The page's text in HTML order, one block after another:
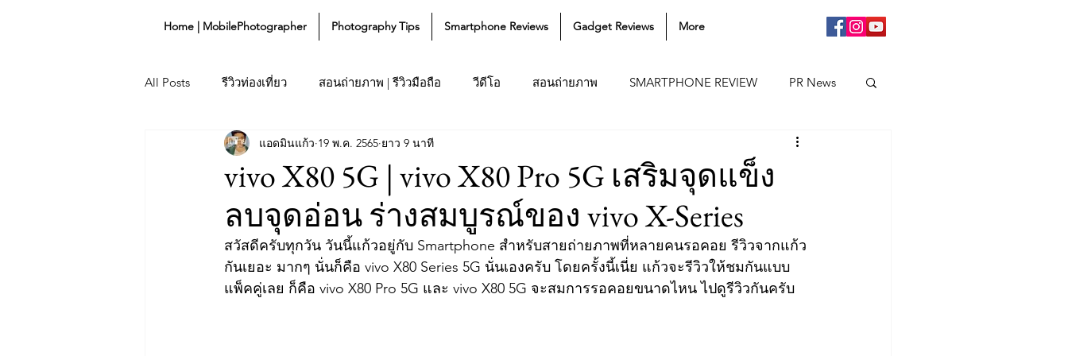
Home | MobilePhotographer Photography Tips Smartphone Reviews Gadget Reviews More
All Posts รีวิวท่องเที่ยว สอนถ่ายภาพ | รีวิวมือถือ วีดีโอ สอนถ่ายภาพ SMARTPHONE REVIEW PR News
Gadget
vivo X80 5G | vivo X80 Pro 5G เสริมจุดแข็ง
ลบจุดอ่อน ร่างสมบูรณ์ของ vivo X-Series
แอดมินแก้ว 19 พ.ค. 2565 ยาว 9 นาที
สวัสดีครับทุกวัน วันนี้แก้วอยู่กับ Smartphone สำหรับสายถ่ายภาพที่หลายคนรอคอย รีวิวจากแก้ว
กันเยอะ มากๆ นั่นก็คือ vivo X80 Series 5G นั่นเองครับ โดยครั้งนี้เนี่ย แก้วจะรีวิวให้ชมกันแบบ
แพ็คคู่เลย ก็คือ vivo X80 Pro 5G และ vivo X80 5G จะสมการรอคอยขนาดไหน ไปดูรีวิวกันครับ